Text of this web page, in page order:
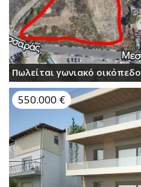
Πωλείται γωνιακό οικόπεδο
550.000 €